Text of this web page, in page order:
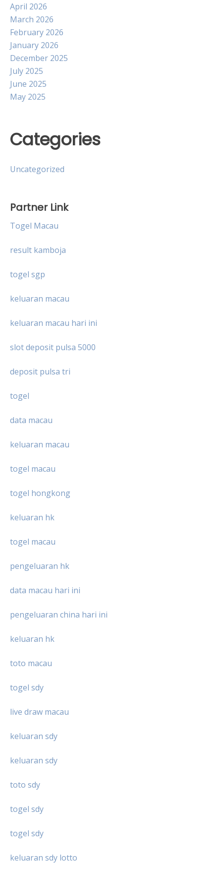
April 2026
March 2026
February 2026
January 2026
December 2025
July 2025
June 2025
May 2025
Categories
Uncategorized
Partner Link
Togel Macau
result kamboja
togel sgp
keluaran macau
keluaran macau hari ini
slot deposit pulsa 5000
deposit pulsa tri
togel
data macau
keluaran macau
togel macau
togel hongkong
keluaran hk
togel macau
pengeluaran hk
data macau hari ini
pengeluaran china hari ini
keluaran hk
toto macau
togel sdy
live draw macau
keluaran sdy
keluaran sdy
toto sdy
togel sdy
togel sdy
keluaran sdy lotto